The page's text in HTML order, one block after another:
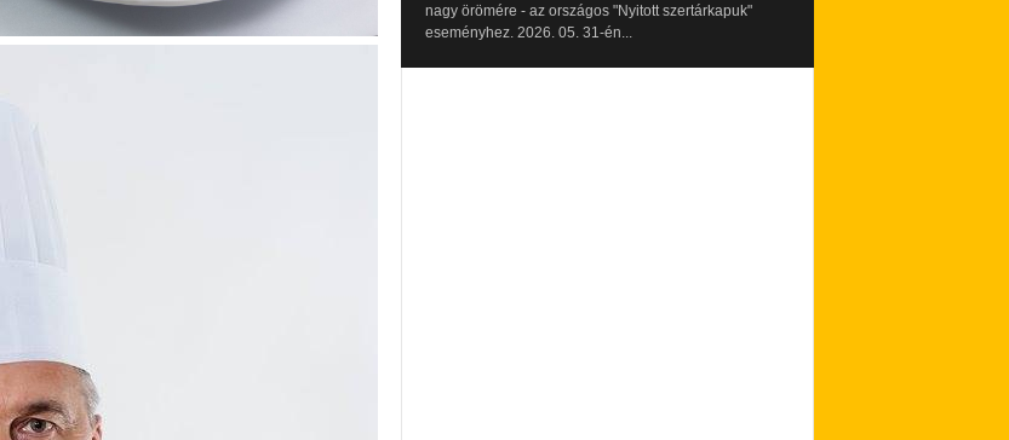
nagy örömére - az országos "Nyitott szertárkapuk"
eseményhez. 2026. 05. 31-én...